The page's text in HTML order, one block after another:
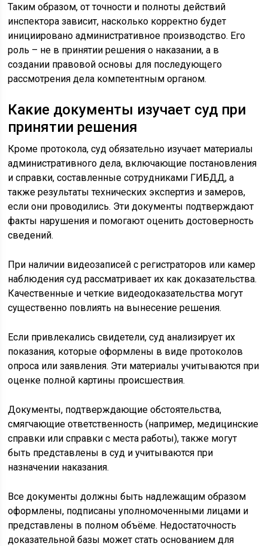
Таким образом, от точности и полноты действий
инспектора зависит, насколько корректно будет
инициировано административное производство. Его
роль – не в принятии решения о наказании, а в
создании правовой основы для последующего
рассмотрения дела компетентным органом.
Какие документы изучает суд при
принятии решения
Кроме протокола, суд обязательно изучает материалы
административного дела, включающие постановления
и справки, составленные сотрудниками ГИБДД, а
также результаты технических экспертиз и замеров,
если они проводились. Эти документы подтверждают
факты нарушения и помогают оценить достоверность
сведений.
При наличии видеозаписей с регистраторов или камер
наблюдения суд рассматривает их как доказательства.
Качественные и четкие видеодоказательства могут
существенно повлиять на вынесение решения.
Если привлекались свидетели, суд анализирует их
показания, которые оформлены в виде протоколов
опроса или заявления. Эти материалы учитываются при
оценке полной картины происшествия.
Документы, подтверждающие обстоятельства,
смягчающие ответственность (например, медицинские
справки или справки с места работы), также могут
быть представлены в суд и учитываются при
назначении наказания.
Все документы должны быть надлежащим образом
оформлены, подписаны уполномоченными лицами и
представлены в полном объёме. Недостаточность
доказательной базы может стать основанием для